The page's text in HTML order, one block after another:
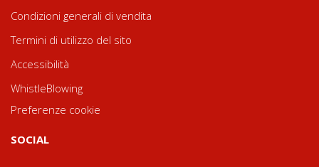
Condizioni generali di vendita
Termini di utilizzo del sito
Accessibilità
WhistleBlowing
Preferenze cookie
SOCIAL